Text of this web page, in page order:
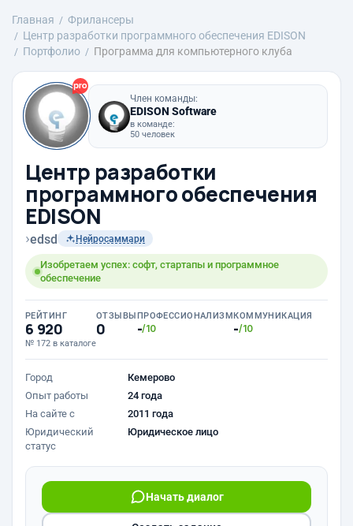
Главная
Фрилансеры
Центр разработки программного обеспечения EDISON
Портфолио
Программа для компьютерного клуба
Член команды:
EDISON Software
в команде:
50 человек
Центр разработки
программного обеспечения
EDISON
›edsd Нейросаммари
Изобретаем успех: софт, стартапы и программное
обеспечение
РЕЙТИНГ
6 920
№ 172 в каталоге
ОТЗЫВЫ
0
ПРОФЕССИОНАЛИЗМ
-/10
КОММУНИКАЦИЯ
-/10
Город
Кемерово
Опыт работы
24 года
На сайте с
2011 года
Юридический
статус
Юридическое лицо
Начать диалог